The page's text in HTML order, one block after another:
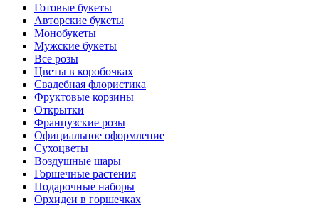
Готовые букеты
Авторские букеты
Монобукеты
Мужские букеты
Все розы
Цветы в коробочках
Свадебная флористика
Фруктовые корзины
Открытки
Французские розы
Официальное оформление
Сухоцветы
Воздушные шары
Горшечные растения
Подарочные наборы
Орхидеи в горшечках